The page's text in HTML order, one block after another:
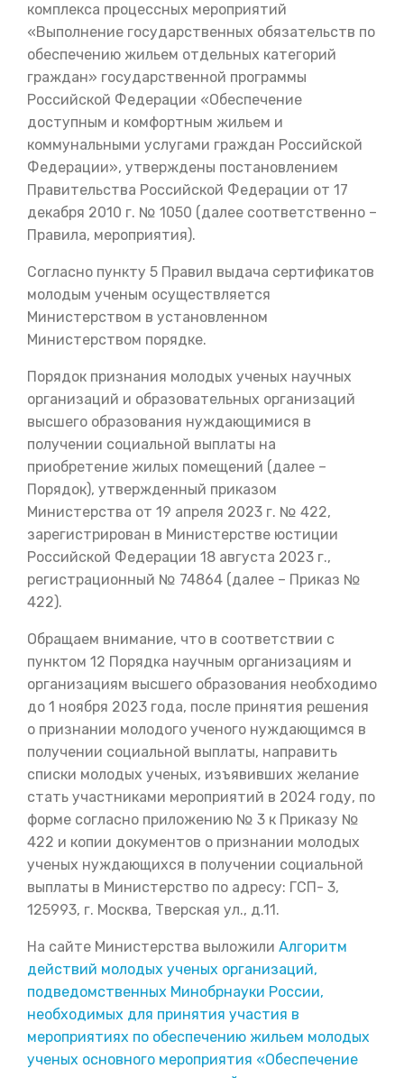
комплекса процессных мероприятий
«Выполнение государственных обязательств по
обеспечению жильем отдельных категорий
граждан» государственной программы
Российской Федерации «Обеспечение
доступным и комфортным жильем и
коммунальными услугами граждан Российской
Федерации», утверждены постановлением
Правительства Российской Федерации от 17
декабря 2010 г. № 1050 (далее соответственно –
Правила, мероприятия).
Согласно пункту 5 Правил выдача сертификатов
молодым ученым осуществляется
Министерством в установленном
Министерством порядке.
Порядок признания молодых ученых научных
организаций и образовательных организаций
высшего образования нуждающимися в
получении социальной выплаты на
приобретение жилых помещений (далее –
Порядок), утвержденный приказом
Министерства от 19 апреля 2023 г. № 422,
зарегистрирован в Министерстве юстиции
Российской Федерации 18 августа 2023 г.,
регистрационный № 74864 (далее – Приказ №
422).
Обращаем внимание, что в соответствии с
пунктом 12 Порядка научным организациям и
организациям высшего образования необходимо
до 1 ноября 2023 года, после принятия решения
о признании молодого ученого нуждающимся в
получении социальной выплаты, направить
списки молодых ученых, изъявивших желание
стать участниками мероприятий в 2024 году, по
форме согласно приложению № 3 к Приказу №
422 и копии документов о признании молодых
ученых нуждающихся в получении социальной
выплаты в Министерство по адресу: ГСП- 3,
125993, г. Москва, Тверская ул., д.11.
На сайте Министерства выложили Алгоритм
действий молодых ученых организаций,
подведомственных Минобрнауки России,
необходимых для принятия участия в
мероприятиях по обеспечению жильем молодых
ученых основного мероприятия «Обеспечение